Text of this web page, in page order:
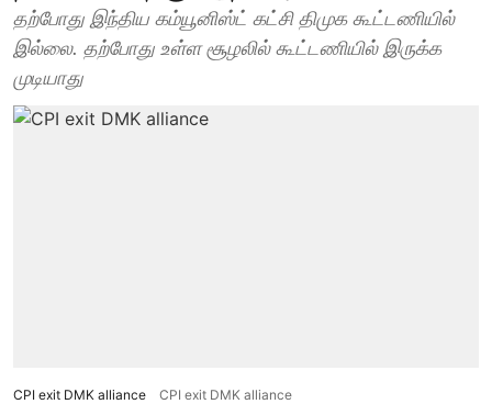
தற்போது இந்திய கம்யூனிஸ்ட் கட்சி திமுக கூட்டணியில்
இல்லை. தற்போது உள்ள சூழலில் கூட்டணியில் இருக்க
முடியாது
CPI exit DMK alliance CPI exit DMK alliance